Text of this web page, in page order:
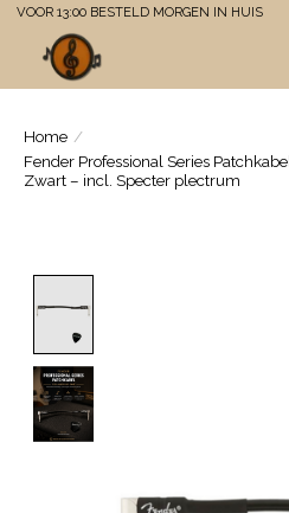
VOOR 13:00 BESTELD MORGEN IN HUIS
Home /
Fender Professional Series
Zwart – incl. Specter plectrum